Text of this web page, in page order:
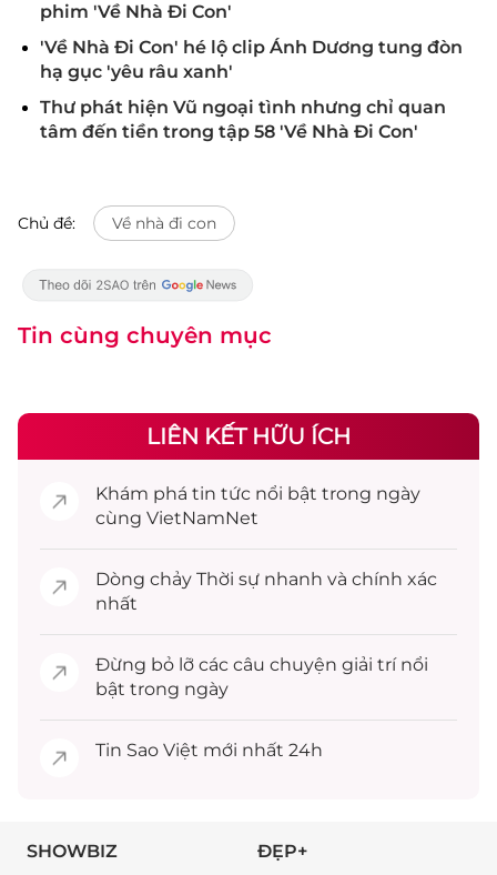
phim 'Về Nhà Đi Con'
'Về Nhà Đi Con' hé lộ clip Ánh Dương tung đòn
hạ gục 'yêu râu xanh'
Thư phát hiện Vũ ngoại tình nhưng chỉ quan
tâm đến tiền trong tập 58 'Về Nhà Đi Con'
Chủ đề: Về nhà đi con
Tin cùng chuyên mục
LIÊN KẾT HỮU ÍCH
Khám phá tin tức nổi bật trong ngày
cùng VietNamNet
Dòng chảy Thời sự nhanh và chính xác
nhất
Đừng bỏ lỡ các câu chuyện giải trínổi
bật trong ngày
Tin Sao Việt mới nhất 24h
SHOWBIZ ĐẸP+